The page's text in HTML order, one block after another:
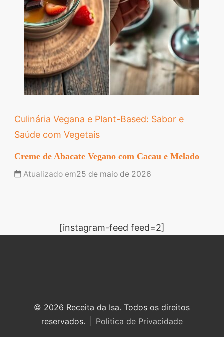
Culinária Vegana e Plant-Based: Sabor e
Saúde com Vegetais
Creme de Abacate Vegano com Cacau e Melado
Atualizado em25 de maio de 2026
[instagram-feed feed=2]
© 2026 Receita da Isa. Todos os direitos
reservados.
Politica de Privacidade